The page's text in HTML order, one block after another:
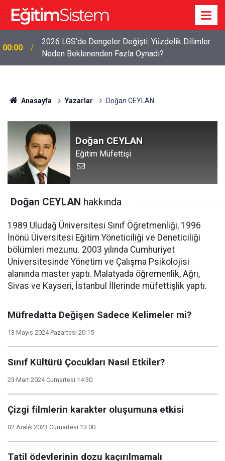
00:00
2026 LGS’de Dengeler Değişti: Yüzdelik Dilimler
Neden Beklenenden Fazla Oynadı?
Anasayfa Yazarlar Doğan CEYLAN
Doğan CEYLAN
Eğitim Müfettişi
Doğan CEYLAN hakkında
1989 Uludağ Üniversitesi Sınıf Öğretmenliği, 1996
İnönü Üiversitesi Eğitim Yöneticiliği ve Deneticiliği
bölümleri mezunu. 2003 yılında Cumhuriyet
Üniversitesinde Yönetim ve Çalışma Psikolojisi
alanında master yaptı. Malatyada öğremenlik, Ağrı,
Sivas ve Kayseri, İstanbul İllerinde müfettişlik yaptı.
Müfredatta Değişen Sadece Kelimeler mi?
13 Mayıs 2024 Pazartesi 20:15
Sınıf Kültürü Çocukları Nasıl Etkiler?
23 Mart 2024 Cumartesi 14:30
Çizgi filmlerin karakter oluşumuna etkisi
02 Aralık 2023 Cumartesi 13:00
Tatil ödevlerinin dozu kaçırılmamalı